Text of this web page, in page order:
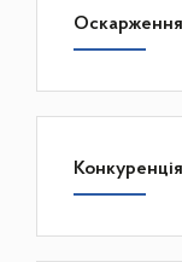
Оскарження
Конкуренція